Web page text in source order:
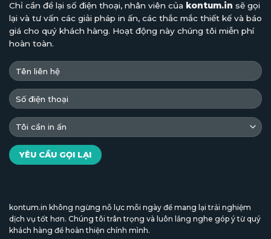
Chỉ cần để lại số điện thoại, nhân viên của kontum.in sẽ gọi
lại và tư vấn các giải pháp in ấn, các thắc mắc thiết kế và báo
giá cho quý khách hàng. Hoạt động này chúng tôi miễn phí
hoàn toàn.
kontum.in không ngừng nỗ lực mỗi ngày để mang lại trải nghiệm
dịch vụ tốt hơn. Chúng tôi trân trọng và luôn lắng nghe góp ý từ quý
khách hàng để hoàn thiện chính mình.